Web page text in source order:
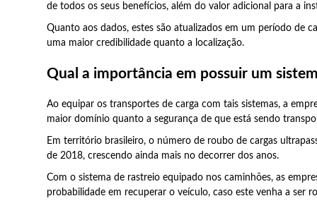
de todos os seus benefícios, além do valor adicional para a
Quanto aos dados, estes são atualizados em um período de
uma maior credibilidade quanto a localização.
Qual a importância em possuir um
Ao equipar os transportes de carga com tais sistemas, a
maior domínio quanto a segurança de que está sendo
Em território brasileiro, o número de roubo de cargas
de 2018, crescendo ainda mais no decorrer dos anos.
Com o sistema de rastreio equipado nos caminhões, as
probabilidade em recuperar o veículo, caso este venha a ser